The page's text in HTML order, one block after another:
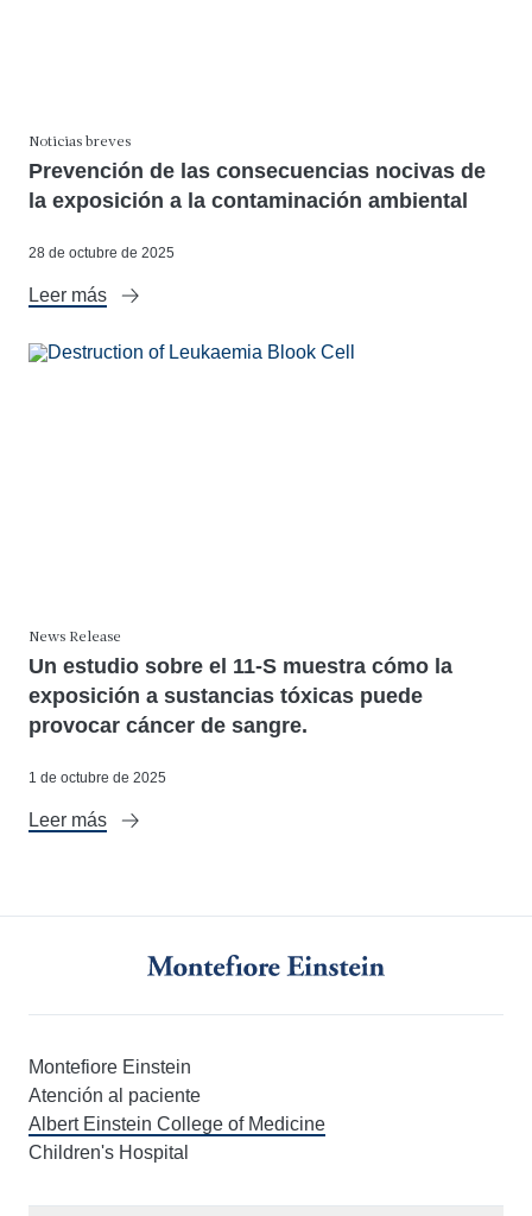
Noticias breves
Prevención de las consecuencias nocivas de
la exposición a la contaminación ambiental
28 de octubre de 2025
Leer más
News Release
Un estudio sobre el 11-S muestra cómo la
exposición a sustancias tóxicas puede
provocar cáncer de sangre.
1 de octubre de 2025
Leer más
Montefiore Einstein
Atención al paciente
Albert Einstein College of Medicine
Children's Hospital